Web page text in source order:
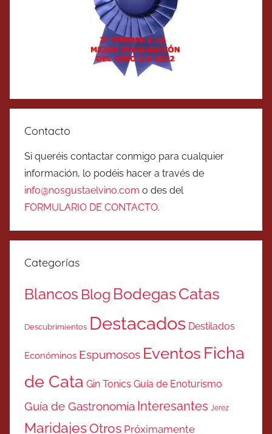
Contacto
Si queréis contactar conmigo para cualquier
información, lo podéis hacer a través de
info@nosgustaelvino.com o des del
FORMULARIO DE CONTACTO.
Categorías
Blancos Blog BodegasCatas
Descubrimientos Destacados Destilados
Económinos Espumosos Eventos Ficha
de Cata Gin Tonics Guía de Enoturismo
Guía de Gastronomía Interesantes Jerez
MaridajesOtros Próximamente